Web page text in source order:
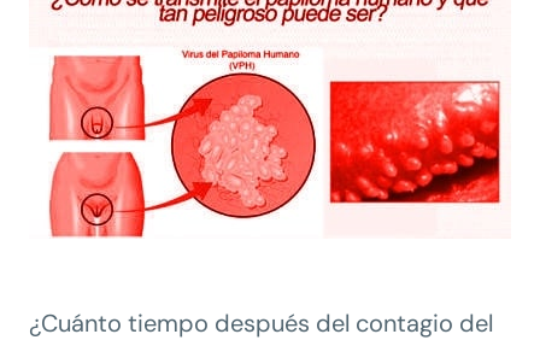
¿Cuánto tiempo después del contagio del